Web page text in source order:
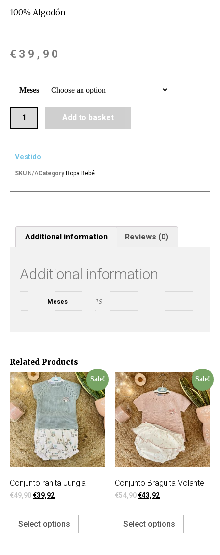
100% Algodón
€ 39,90
Meses
Add to basket
Related Products
Sale!
Conjunto ranita Jungla
€49,90€39,92
Select options
Sale!
Conjunto Braguita Volante
€54,90€43,92
Select options
Vestido
SKU N/ACategory Ropa Bebé
Additional information Reviews (0)
Additional information
Meses 18